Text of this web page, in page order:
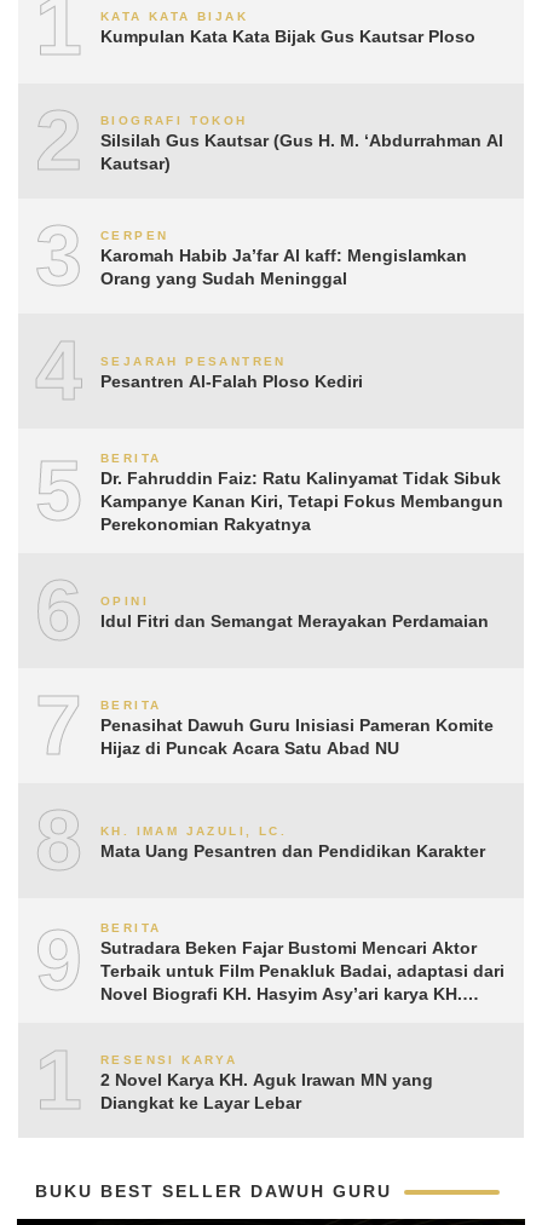
1 KATA KATA BIJAK
Kumpulan Kata Kata Bijak Gus Kautsar Ploso
2 BIOGRAFI TOKOH
Silsilah Gus Kautsar (Gus H. M. ‘Abdurrahman Al
Kautsar)
3 CERPEN
Karomah Habib Ja’far Al kaff: Mengislamkan
Orang yang Sudah Meninggal
4 SEJARAH PESANTREN
Pesantren Al-Falah Ploso Kediri
5 BERITA
Dr. Fahruddin Faiz: Ratu Kalinyamat Tidak Sibuk
Kampanye Kanan Kiri, Tetapi Fokus Membangun
Perekonomian Rakyatnya
6 OPINI
Idul Fitri dan Semangat Merayakan Perdamaian
7 BERITA
Penasihat Dawuh Guru Inisiasi Pameran Komite
Hijaz di Puncak Acara Satu Abad NU
8 KH. IMAM JAZULI, LC.
Mata Uang Pesantren dan Pendidikan Karakter
9 BERITA
Sutradara Beken Fajar Bustomi Mencari Aktor
Terbaik untuk Film Penakluk Badai, adaptasi dari
Novel Biografi KH. Hasyim Asy’ari karya KH.
10RESENSI KARYA
2 Novel Karya KH. Aguk Irawan MN yang
Diangkat ke Layar Lebar
BUKU BEST SELLER DAWUH GURU